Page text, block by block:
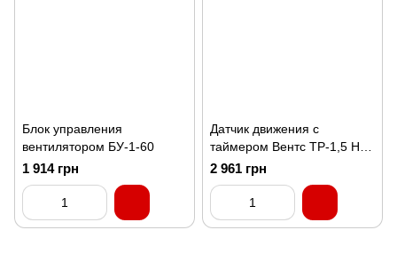
Блок управления
вентилятором БУ-1-60
1 914 грн
Датчик движения с
таймером Вентс ТР-1,5 Н
(В)
2 961 грн